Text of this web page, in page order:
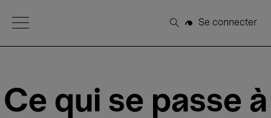
Open Menu
Rechercher
Se connecter
Ce qui se passe à